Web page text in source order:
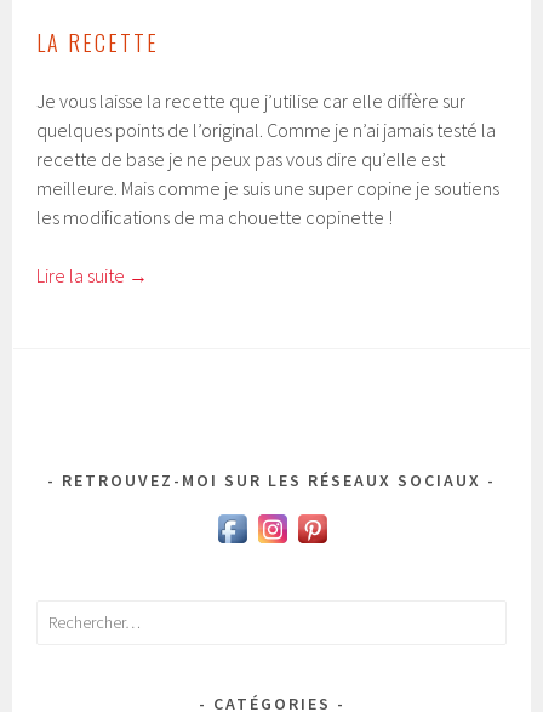
LA RECETTE
Je vous laisse la recette que j’utilise car elle diffère sur
quelques points de l’original. Comme je n’ai jamais testé la
recette de base je ne peux pas vous dire qu’elle est
meilleure. Mais comme je suis une super copine je soutiens
les modifications de ma chouette copinette !
Lire la suite →
RETROUVEZ-MOI SUR LES RÉSEAUX SOCIAUX
Rechercher :
CATÉGORIES